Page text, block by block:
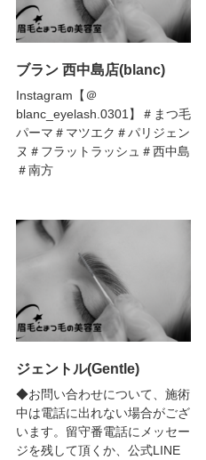
ブラン 西中島店(blanc)
Instagram【＠
blanc_eyelash.0301】＃まつ毛
パーマ＃マツエク＃パリジェン
ヌ＃フラットラッシュ＃西中島
＃南方
ジェントル(Gentle)
◆お問い合わせについて、施術
中は電話に出れない場合がござ
います。留守番電話にメッセー
ジを残して頂くか、公式LINE